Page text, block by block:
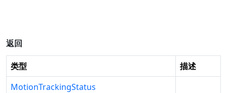
返回
类型
描述
MotionTrackingStatus